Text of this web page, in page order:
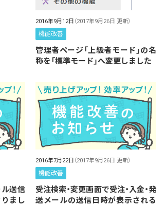
2016年9月12日 （2017年9月26日 更新）
機能改善
管理者ページ「上級者モード」の名
称を「標準モード」へ変更しました
ル送信
まし
2016年7月22日 （2017年9月26日 更新）
機能改善
受注検索・変更画面で受注・入金・発
送メールの送信日時が表示される